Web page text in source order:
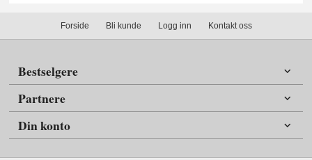
Forside Bli kunde Logg inn Kontakt oss
Bestselgere
Partnere
Din konto